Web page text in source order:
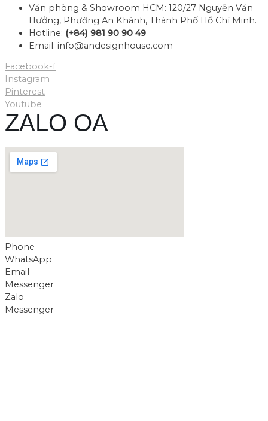
Văn phòng & Showroom HCM: 120/27 Nguyễn Văn
Hưởng, Phường An Khánh, Thành Phố Hồ Chí Minh.
Hotline: (+84) 981 90 90 49
Email: info@andesignhouse.com
Facebook-f
Instagram
Pinterest
Youtube
ZALO OA
Phone
WhatsApp
Email
Messenger
Zalo
Messenger